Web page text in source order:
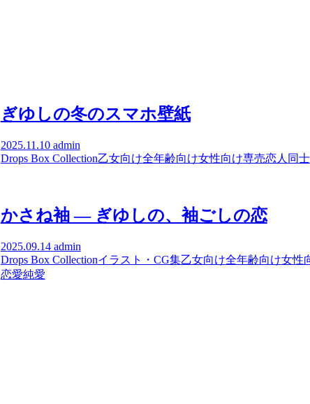
ぎゆしの冬のスマホ壁紙
2025.11.10 admin
Drops Box Collection乙女向け全年齢向け女性向け専売恋人同士
かさね袖 ― ぎゆしの、袖ごしの恋
2025.09.14 admin
Drops Box Collectionイラスト・CG集乙女向け全年齢向け女性
恋愛純愛